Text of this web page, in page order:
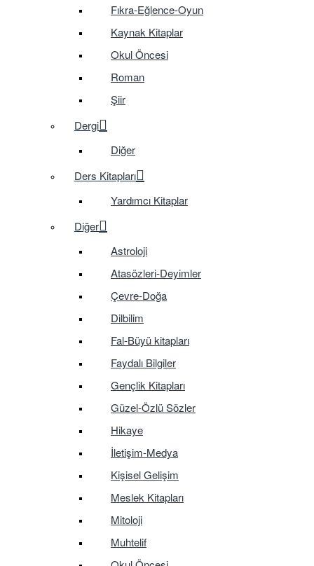
Fıkra-Eğlence-Oyun
Kaynak Kitaplar
Okul Öncesi
Roman
Şiir
Dergi
Diğer
Ders Kitapları
Yardımcı Kitaplar
Diğer
Astroloji
Atasözleri-Deyimler
Çevre-Doğa
Dilbilim
Fal-Büyü kitapları
Faydalı Bilgiler
Gençlik Kitapları
Güzel-Özlü Sözler
Hikaye
İletişim-Medya
Kişisel Gelişim
Meslek Kitapları
Mitoloji
Muhtelif